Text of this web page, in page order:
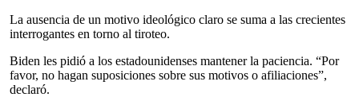
La ausencia de un motivo ideológico claro se suma a las crecientes
interrogantes en torno al tiroteo.
Biden les pidió a los estadounidenses mantener la paciencia. “Por
favor, no hagan suposiciones sobre sus motivos o afiliaciones”,
declaró.